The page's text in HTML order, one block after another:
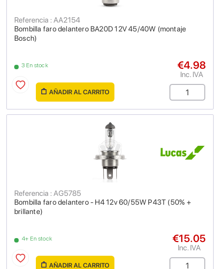
Bombilla faro delantero BA20D 12V 45/40W (montaje
Bosch)
Referencia : AA2154
3 En stock €4.98
Inc. IVA
AÑADIR AL CARRITO
Bombilla faro delantero - H4 12v 60/55W P43T (50% +
brillante)
Referencia : AG5785
4+ En stock €15.05
Inc. IVA
AÑADIR AL CARRITO